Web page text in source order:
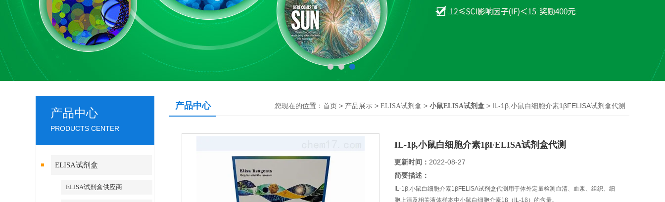
产品中心
PRODUCTS CENTER
ELISA试剂盒
ELISA试剂盒供应商
产品中心 您现在的位置： 首页 > 产品展示 > ELISA试剂盒 > 小鼠ELISA试剂盒 > IL-1β,小鼠白细胞介素1βFELISA试剂盒代测
IL-1β,小鼠白细胞介素1βFELISA试剂盒代测
更新时间： 2022-08-27
简要描述：
IL-1β,小鼠白细胞介素1βFELISA试剂盒代测用于体外定量检测血清、血浆、组织、细
胞上清及相关液体样本中小鼠白细胞介素1β（IL-1β）的含量。